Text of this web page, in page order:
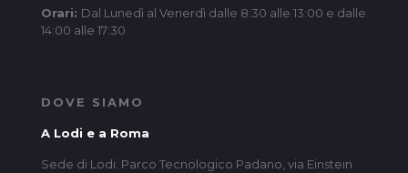
Orari: Dal Lunedì al Venerdì dalle 8:30 alle 13:00 e dalle
14:00 alle 17:30
DOVE SIAMO
A Lodi e a Roma
Sede di Lodi: Parco Tecnologico Padano, via Einstein